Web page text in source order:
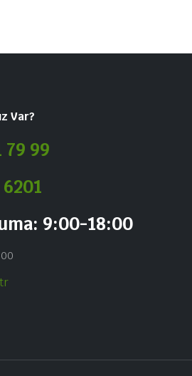
Var?
79 99
9:00-18:00